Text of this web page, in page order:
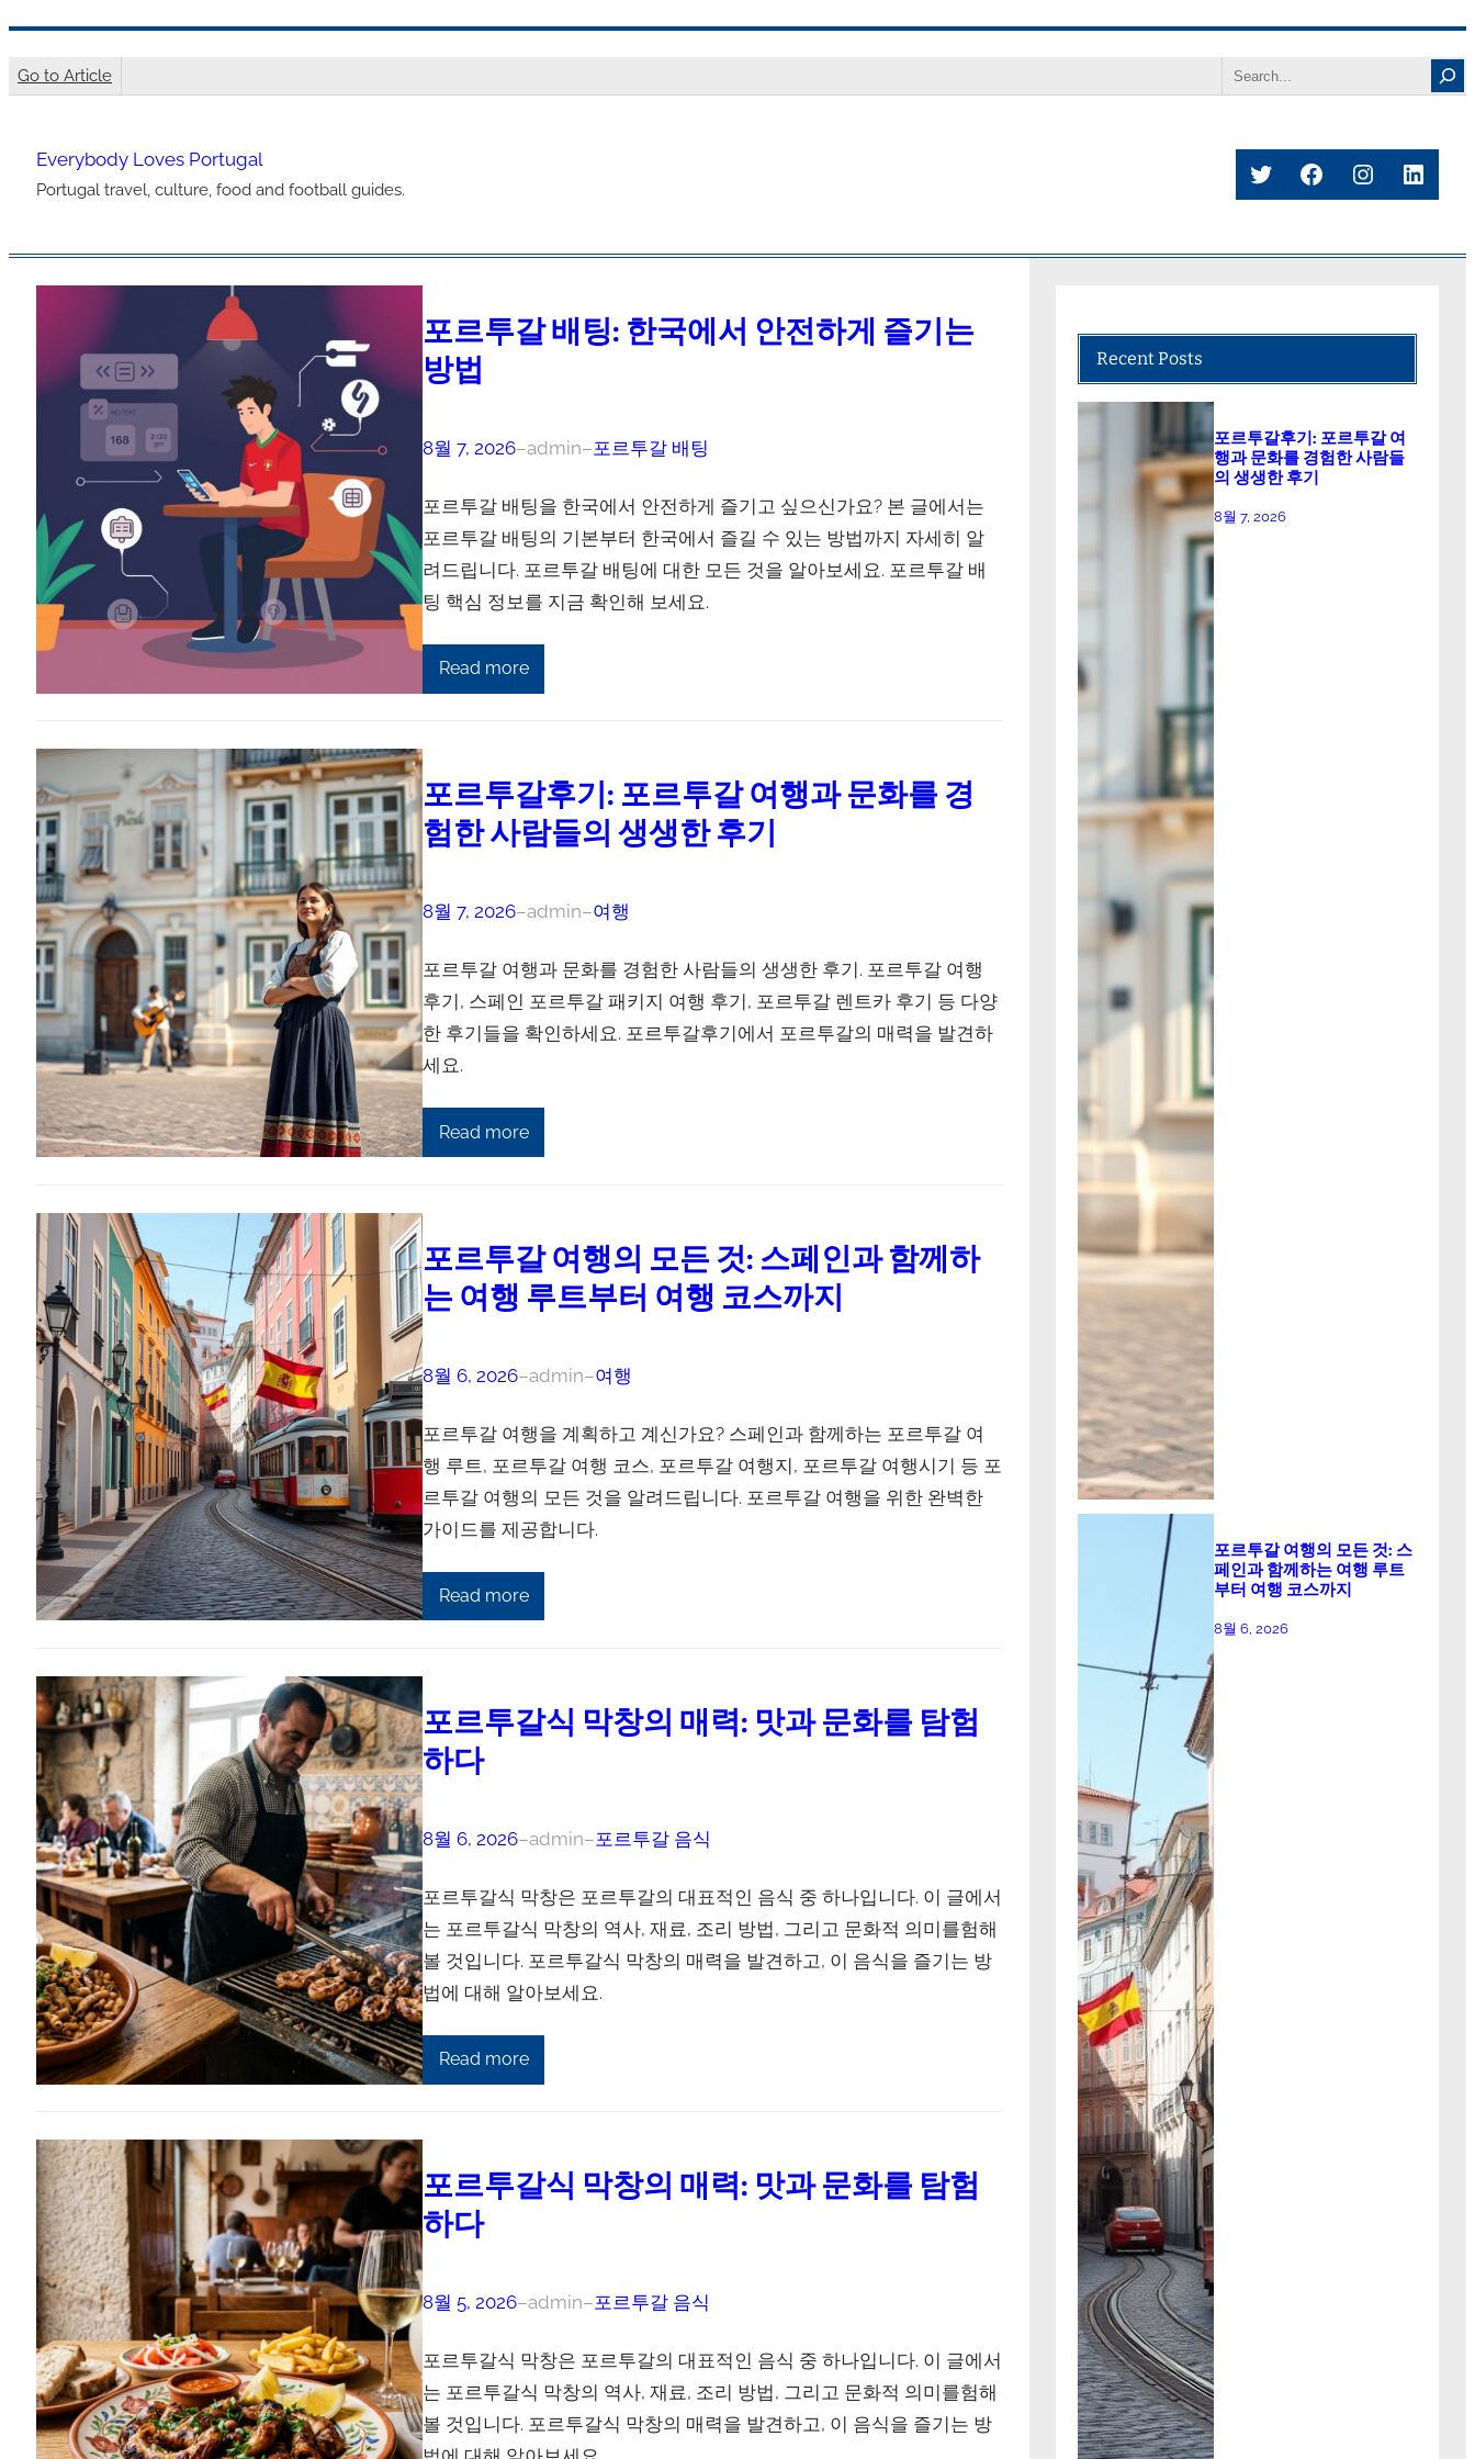
텐
기
Go to Article Search
Everybody Loves Portugal
Portugal travel, culture, food and football guides.
TwitterFacebook
Instagram
포르투갈 배팅: 한국에서 안전하게 즐기는
방법
8월 7, 2026–admin–포르투갈 배팅
포르투갈 배팅을 한국에서 안전하게 즐기고 싶으신가요? 본 글에서는
포르투갈 배팅의 기본부터 한국에서 즐길 수 있는 방법까지 자세히 알
려드립니다. 포르투갈 배팅에 대한 모든 것을 알아보세요. 포르투갈 배
팅 핵심 정보를 지금 확인해 보세요.
Read more
포르투갈후기: 포르투갈 여행과 문화를 경
험한 사람들의 생생한 후기
8월 7, 2026–admin–여행
포르투갈 여행과 문화를 경험한 사람들의 생생한 후기. 포르투갈 여행
후기, 스페인 포르투갈 패키지 여행 후기, 포르투갈 렌트카 후기 등 다양
한 후기들을 확인하세요. 포르투갈후기에서 포르투갈의 매력을 발견하
세요.
Read more
포르투갈 여행의 모든 것: 스페인과 함께하
는 여행 루트부터 여행 코스까지
8월 6, 2026–admin–여행
포르투갈 여행을 계획하고 계신가요? 스페인과 함께하는 포르투갈 여
행 루트, 포르투갈 여행 코스, 포르투갈 여행지, 포르투갈 여행시기 등 포
르투갈 여행의 모든 것을 알려드립니다. 포르투갈 여행을 위한 완벽한
가이드를 제공합니다.
Read more
포르투갈식 막창의 매력: 맛과 문화를 탐험
하다
8월 6, 2026–admin–포르투갈 음식
포르투갈식 막창은 포르투갈의 대표적인 음식 중 하나입니다. 이 글에서
는 포르투갈식 막창의 역사, 재료, 조리 방법, 그리고 문화적 의미를험해
볼 것입니다. 포르투갈식 막창의 매력을 발견하고, 이 음식을 즐기는 방
법에 대해 알아보세요.
Read more
포르투갈식 막창의 매력: 맛과 문화를 탐험
하다
8월 5, 2026–admin–포르투갈 음식
포르투갈식 막창은 포르투갈의 대표적인 음식 중 하나입니다. 이 글에서
는 포르투갈식 막창의 역사, 재료, 조리 방법, 그리고 문화적 의미를험해
볼 것입니다. 포르투갈식 막창의 매력을 발견하고, 이 음식을 즐기는 방
Recent Posts
포르투갈후기: 포르투갈 여
행과 문화를 경험한 사람들
의 생생한 후기
8월 7, 2026
포르투갈 여행의 모든 것: 스
페인과 함께하는 여행 루트
부터 여행 코스까지
8월 6, 2026